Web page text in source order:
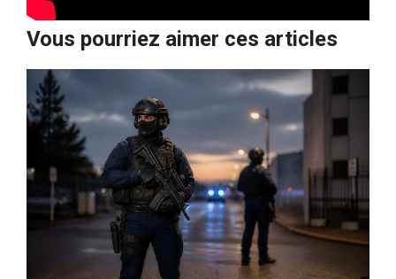
Vous pourriez aimer ces articles